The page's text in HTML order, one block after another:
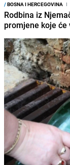
/BOSNA I HERCEGOVINA I
Rodbina iz
promjene koje će